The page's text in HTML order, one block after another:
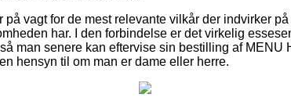
på vagt for de mest relevante vilkår der indvirker
har. I den forbindelse er det virkelig
man senere kan eftervise sin bestilling af MENU
hensyn til om man er dame eller herre.